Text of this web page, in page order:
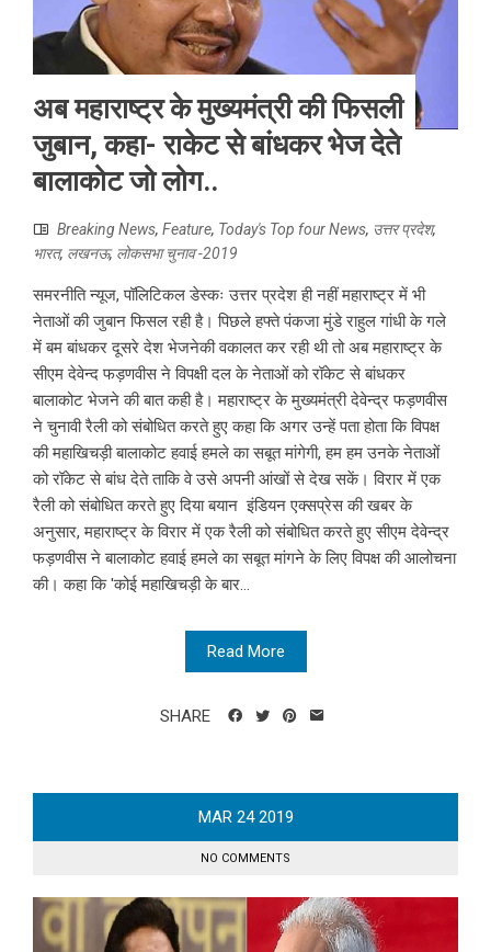
अब महाराष्ट्र के मुख्यमंत्री की फिसली
जुबान, कहा- राकेट से बांधकर भेज देते
बालाकोट जो लोग..
Breaking News, Feature, Today's Top four News, उत्तर प्रदेश,
भारत, लखनऊ, लोकसभा चुनाव -2019
समरनीति न्यूज, पॉलिटिकल डेस्कः उत्तर प्रदेश ही नहीं महाराष्ट्र में भी
नेताओं की जुबान फिसल रही है। पिछले हफ्ते पंकजा मुंडे राहुल गांधी के गले
में बम बांधकर दूसरे देश भेजनेकी वकालत कर रही थी तो अब महाराष्ट्र के
सीएम देवेन्द फड़णवीस ने विपक्षी दल के नेताओं को रॉकेट से बांधकर
बालाकोट भेजने की बात कही है। महाराष्ट्र के मुख्यमंत्री देवेन्द्र फड़णवीस
ने चुनावी रैली को संबोधित करते हुए कहा कि अगर उन्हें पता होता कि विपक्ष
की महाखिचड़ी बालाकोट हवाई हमले का सबूत मांगेगी, हम हम उनके नेताओं
को रॉकेट से बांध देते ताकि वे उसे अपनी आंखों से देख सकें। विरार में एक
रैली को संबोधित करते हुए दिया बयान इंडियन एक्सप्रेस की खबर के
अनुसार, महाराष्ट्र के विरार में एक रैली को संबोधित करते हुए सीएम देवेन्द्र
फड़णवीस ने बालाकोट हवाई हमले का सबूत मांगने के लिए विपक्ष की आलोचना
की। कहा कि 'कोई महाखिचड़ी के बार...
Read More
SHARE
MAR 24 2019
NO COMMENTS